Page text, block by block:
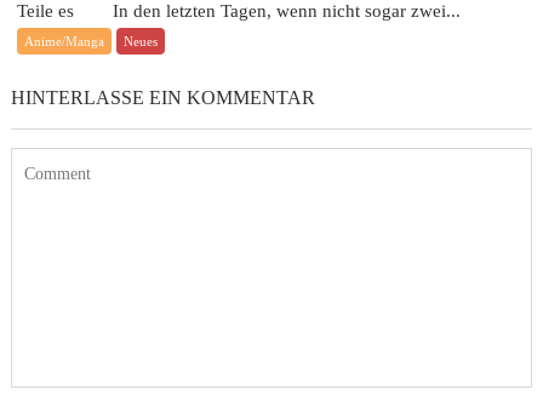
Teile es In den letzten Tagen, wenn nicht sogar zwei...
Anime/Manga Neues
HINTERLASSE EIN KOMMENTAR